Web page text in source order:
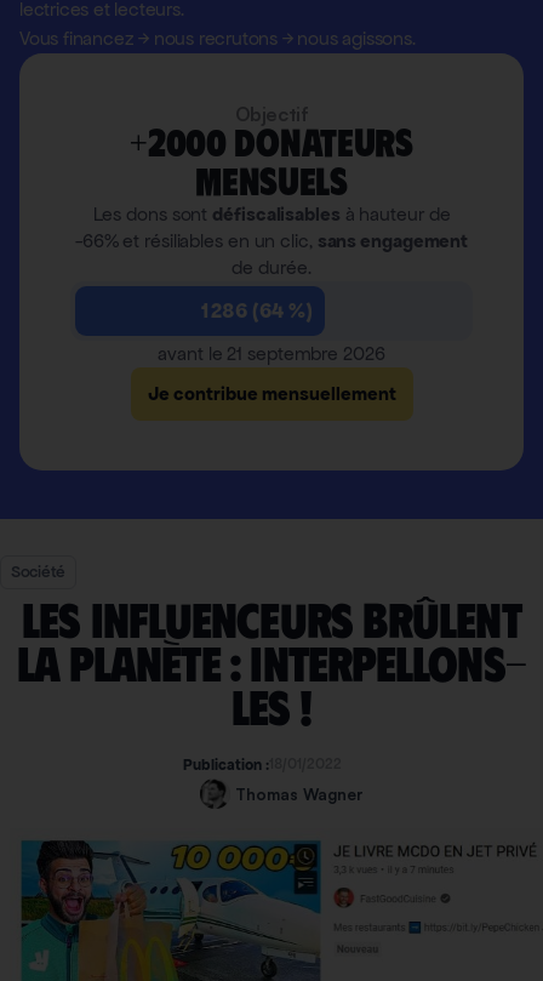
lectrices et lecteurs.
Vous financez→ nous recrutons →nous agissons.
+2000 donateurs
mensuels
Les dons sont défiscalisables à hauteur de
-66% et résiliables en un clic, sans engagement
de durée.
1 286 (64 %)
avant le 21 septembre 2026
Je contribue mensuellement
Société
Les influenceurs brûlent
la planète : interpellons-
les !
Publication :18/01/2022
Thomas Wagner